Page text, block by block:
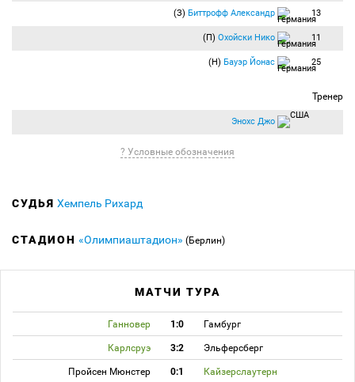
(З) Биттрофф Александр 13
(П) Охойски Нико 11
(Н) Бауэр Йонас 25
Тренер
Энохс Джо
? Условные обозначения
СУДЬЯ Хемпель Рихард
СТАДИОН «Олимпиаштадион» (Берлин)
МАТЧИ ТУРА
Ганновер 1:0 Гамбург
Карлсруэ 3:2 Эльферсберг
Пройсен Мюнстер 0:1 Кайзерслаутерн